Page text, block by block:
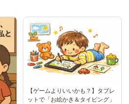
【ゲームよりいいかも？】タブレ
ットで「お絵かき＆タイピング」